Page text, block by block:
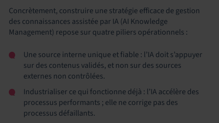
Concrètement, construire une stratégie efficace de gestion
des connaissances assistée par IA (AI Knowledge
Management) repose sur quatre piliers opérationnels :
Une source interne unique et fiable : l’IA doit s’appuyer
sur des contenus validés, et non sur des sources
externes non contrôlées.
Industrialiser ce qui fonctionne déjà : l’IA accélère des
processus performants ; elle ne corrige pas des
processus défaillants.